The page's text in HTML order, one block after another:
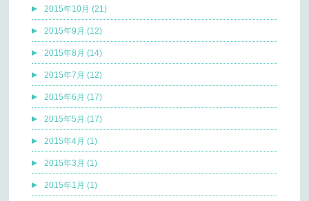
2015年10月 (21)
2015年9月 (12)
2015年8月 (14)
2015年7月 (12)
2015年6月 (17)
2015年5月 (17)
2015年4月 (1)
2015年3月 (1)
2015年1月 (1)